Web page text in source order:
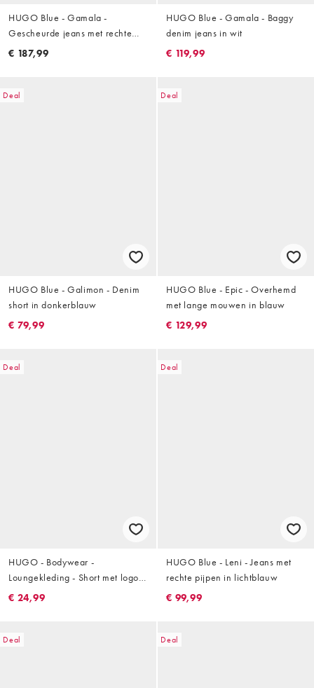
HUGO Blue - Gamala -
Gescheurde jeans met rechte
pasvorm in middenblauw
€ 187,99
HUGO Blue - Gamala - Baggy
denim jeans in wit
€ 119,99
Deal
HUGO Blue - Galimon - Denim
short in donkerblauw
€ 79,99
Deal
HUGO Blue - Epic - Overhemd
met lange mouwen in blauw
€ 129,99
Deal
HUGO - Bodywear -
Loungekleding - Short met logo
op de tailleband in donkergroen,
€ 24,99
Deal
HUGO Blue - Leni - Jeans met
rechte pijpen in lichtblauw
€ 99,99
Deal Deal